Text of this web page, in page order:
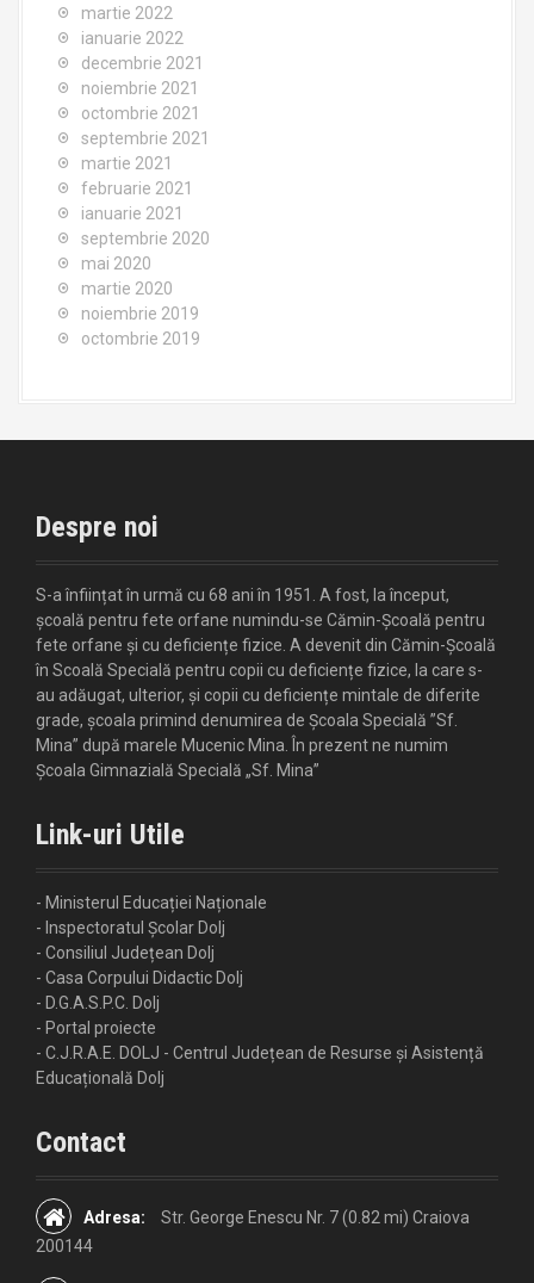
martie 2022
ianuarie 2022
decembrie 2021
noiembrie 2021
octombrie 2021
septembrie 2021
martie 2021
februarie 2021
ianuarie 2021
septembrie 2020
mai 2020
martie 2020
noiembrie 2019
octombrie 2019
Despre noi
S-a înființat în urmă cu 68 ani în 1951. A fost, la început,
școală pentru fete orfane numindu-se Cămin-Școală pentru
fete orfane și cu deficiențe fizice. A devenit din Cămin-Școală
în Scoală Specială pentru copii cu deficiențe fizice, la care s-
au adăugat, ulterior, și copii cu deficiențe mintale de diferite
grade, școala primind denumirea de Școala Specială ”Sf.
Mina” după marele Mucenic Mina. În prezent ne numim
Școala Gimnazială Specială „Sf. Mina”
Link-uri Utile
- Ministerul Educației Naționale
- Inspectoratul Școlar Dolj
- Consiliul Județean Dolj
- Casa Corpului Didactic Dolj
- D.G.A.S.P.C. Dolj
- Portal proiecte
- C.J.R.A.E. DOLJ - Centrul Județean de Resurse și Asistență
Educațională Dolj
Contact
Adresa:
Str. George Enescu Nr. 7 (0.82 mi) Craiova
200144